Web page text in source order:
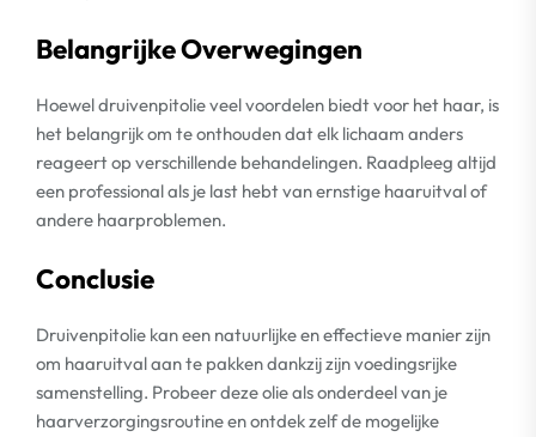
Belangrijke Overwegingen
Hoewel druivenpitolie veel voordelen biedt voor het haar, is
het belangrijk om te onthouden dat elk lichaam anders
reageert op verschillende behandelingen. Raadpleeg altijd
een professional als je last hebt van ernstige haaruitval of
andere haarproblemen.
Conclusie
Druivenpitolie kan een natuurlijke en effectieve manier zijn
om haaruitval aan te pakken dankzij zijn voedingsrijke
samenstelling. Probeer deze olie als onderdeel van je
haarverzorgingsroutine en ontdek zelf de mogelijke